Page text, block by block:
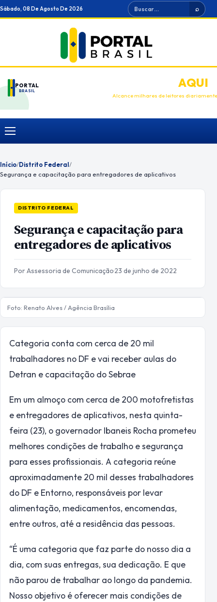
Ir
para
Sábado, 08 De Agosto De 2026 Buscar ⌕
PORTAL
BRASIL
ANUNCIEAQUI
Alcance milhares de leitores diariamente
Menu
Início/Distrito Federal/
Segurança e capacitação para entregadores de aplicativos
DISTRITO FEDERAL
Segurança e capacitação para
entregadores de aplicativos
Por Assessoria de Comunicação·23 de junho de 2022
Foto: Renato Alves / Agência Brasília
Categoria conta com cerca de 20 mil
trabalhadores no DF e vai receber aulas do
Detran e capacitação do Sebrae
Em um almoço com cerca de 200 motofretistas
e entregadores de aplicativos, nesta quinta-
feira (23), o governador Ibaneis Rocha prometeu
melhores condições de trabalho e segurança
para esses profissionais. A categoria reúne
aproximadamente 20 mil desses trabalhadores
do DF e Entorno, responsáveis por levar
alimentação, medicamentos, encomendas,
entre outros, até a residência das pessoas.
“É uma categoria que faz parte do nosso dia a
dia, com suas entregas, sua dedicação. E que
não parou de trabalhar ao longo da pandemia.
Nosso objetivo é oferecer mais condições de